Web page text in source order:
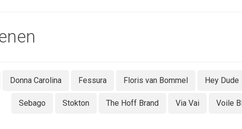
Donna Carolina Fessura Floris van Bommel Hey Dude
Sebago Stokton The Hoff Brand Via Vai Voile